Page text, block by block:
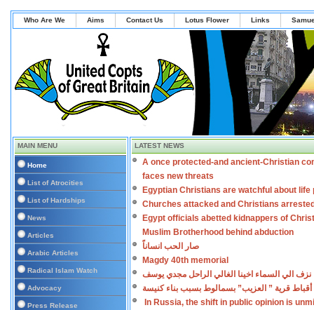
Who Are We Aims Contact Us Lotus Flower Links
MAIN MENU
Home
List of Atrocities
List of Hardships
News
Articles
Arabic Articles
Radical Islam Watch
Advocacy
Press Release
LATEST NEWS
A once protected-and ancient-Christian
faces new threats
Egyptian Christians are watchful about life
Churches attacked and Christians
Egypt officials abetted kidnappers of
Muslim Brotherhood behind abduction
صار الحب انساناً
Magdy 40th memorial
نزف الي السماء اخينا الغالي الراحل مجدي يوسف
أقباط قرية ” العزيب” بسمالوط بسبب بناء كنيسة
In Russia, the shift in public opinion is